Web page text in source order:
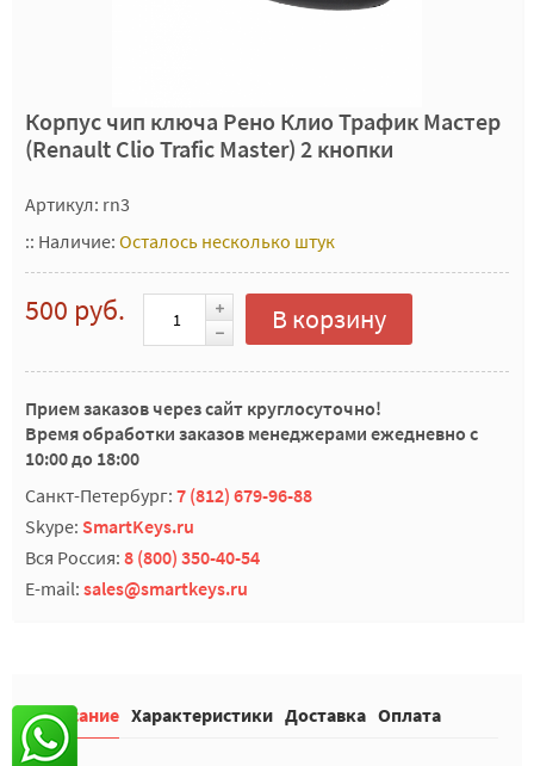
Корпус чип ключа Рено Клио Трафик Мастер
(Renault Clio Trafic Master) 2 кнопки
Артикул: rn3
:: Наличие: Осталось несколько штук
500 руб. В корзину
Прием заказов через сайт круглосуточно!
Время обработки заказов менеджерами ежедневно с
10:00 до 18:00
Санкт-Петербург: 7 (812) 679-96-88
Skype: SmartKeys.ru
Вся Россия: 8 (800) 350-40-54
E-mail: sales@smartkeys.ru
Описание Характеристики Доставка Оплата